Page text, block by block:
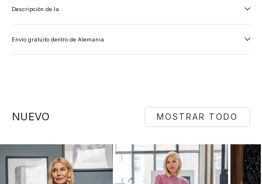
Descripción de la
Envío gratuito dentro de Alemania
NUEVO MOSTRAR TODO